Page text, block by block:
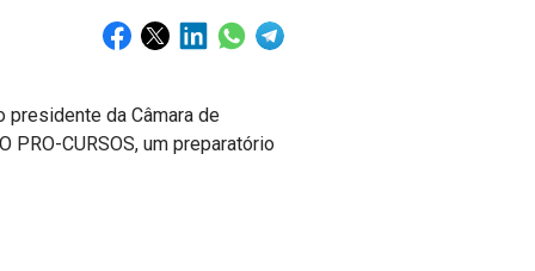
presidente da Câmara de
PRO-CURSOS, um preparatório